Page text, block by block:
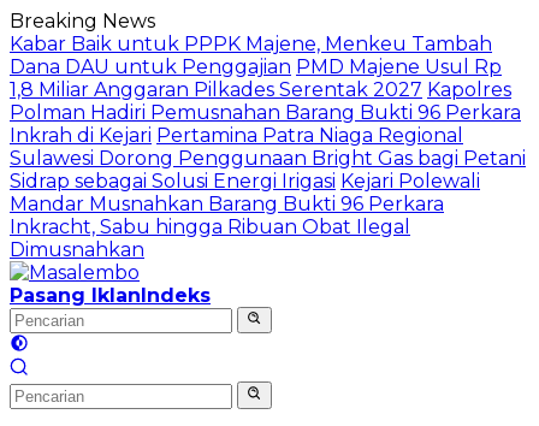
Langsung
ke
konten
Breaking News
Kabar Baik untuk PPPK Majene, Menkeu Tambah
Dana DAU untuk Penggajian PMD Majene Usul Rp
1,8 Miliar Anggaran Pilkades Serentak 2027 Kapolres
Polman Hadiri Pemusnahan Barang Bukti 96 Perkara
Inkrah di Kejari Pertamina Patra Niaga Regional
Sulawesi Dorong Penggunaan Bright Gas bagi Petani
Sidrap sebagai Solusi Energi Irigasi Kejari Polewali
Mandar Musnahkan Barang Bukti 96 Perkara
Inkracht, Sabu hingga Ribuan Obat Ilegal
Dimusnahkan
Pasang IklanIndeks